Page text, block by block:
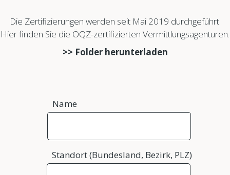
Die Zertifizierungen werden seit Mai 2019 durchgeführt.
Hier finden Sie die ÖQZ-zertifizierten Vermittlungsagenturen.
>> Folder herunterladen
Name
Standort (Bundesland, Bezirk, PLZ)